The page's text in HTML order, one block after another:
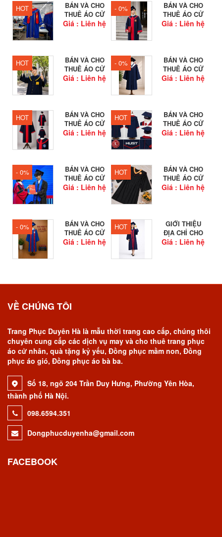
HOT
BÁN VÀ CHO
THUÊ ÁO CỬ
NHÂN...
Giá : Liên hệ
- 0%
BÁN VÀ CHO
THUÊ ÁO CỬ
NHÂN HỌC...
Giá : Liên hệ
HOT
BÁN VÀ CHO
THUÊ ÁO CỬ
NHÂN HỌC...
Giá : Liên hệ
- 0%
BÁN VÀ CHO
THUÊ ÁO CỬ
NHÂN...
Giá : Liên hệ
HOT
BÁN VÀ CHO
THUÊ ÁO CỬ
NHÂN...
Giá : Liên hệ
HOT
BÁN VÀ CHO
THUÊ ÁO CỬ
NHÂN...
Giá : Liên hệ
- 0%
BÁN VÀ CHO
THUÊ ÁO CỬ
NHÂN...
Giá : Liên hệ
HOT
BÁN VÀ CHO
THUÊ ÁO CỬ
NHÂN HỌC...
Giá : Liên hệ
- 0%
BÁN VÀ CHO
THUÊ ÁO CỬ
NHÂN...
Giá : Liên hệ
HOT
GIỚI THIỆU
ĐỊA CHỈ CHO
THUÊ...
Giá : Liên hệ
VỀ CHÚNG TÔI
Trang Phục Duyên Hà là mẫu thời trang cao cấp, chúng thôi
chuyên cung cấp các dịch vụ may và cho thuê trang phục
áo cử nhân, quà tặng kỷ yếu, Đồng phục mầm non, Đồng
phục áo gió, Đồng phục áo bà ba.
Số 18, ngõ 204 Trần Duy Hưng, Phường Yên Hòa,
thành phố Hà Nội.
098.6594.351
Dongphucduyenha@gmail.com
FACEBOOK